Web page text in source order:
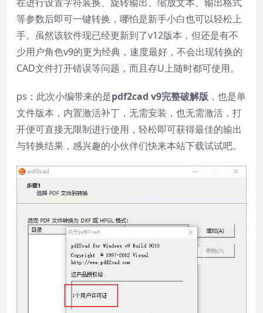
等参数后即可一键转换，哪怕是新手小白也可以轻松上
手。虽然该软件现已经更新到了v12版本，但还是有不
少用户角色v9的更为经典，速度最好，不会出现转换的
CAD文件打开错误等问题，而且存U上随时都可使用。
ps：此次小编带来的是pdf2cad v9完整破解版 ，也是单
文件版本，内置激活补丁，无需安装，也无需激活，打
开便可直接无限制进行使用，轻松即可获得最佳的输出
与转换结果，感兴趣的小伙伴们快来本站下载试试吧。